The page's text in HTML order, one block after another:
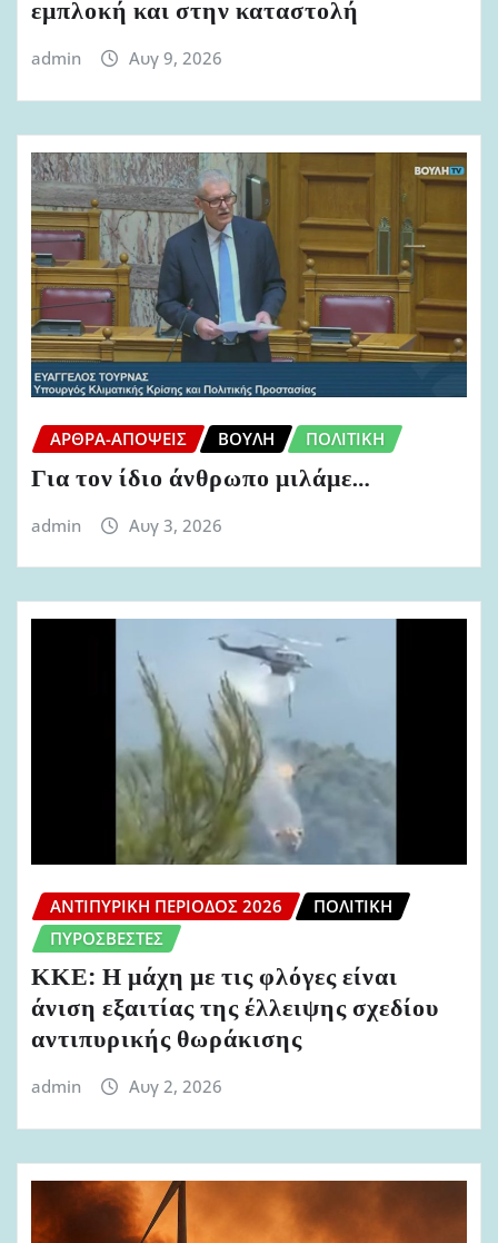
εμπλοκή και στην καταστολή
admin Αυγ 9, 2026
ΆΡΘΡΑ-ΑΠΌΨΕΙΣ ΒΟΥΛΉ ΠΟΛΙΤΙΚΉ
Για τον ίδιο άνθρωπο μιλάμε…
admin Αυγ 3, 2026
ΑΝΤΙΠΥΡΙΚΉ ΠΕΡΊΟΔΟΣ 2026
ΠΟΛΙΤΙΚΉ
ΠΥΡΟΣΒΈΣΤΕΣ
ΚΚΕ: Η μάχη με τις φλόγες είναι
άνιση εξαιτίας της έλλειψης σχεδίου
αντιπυρικής θωράκισης
admin Αυγ 2, 2026